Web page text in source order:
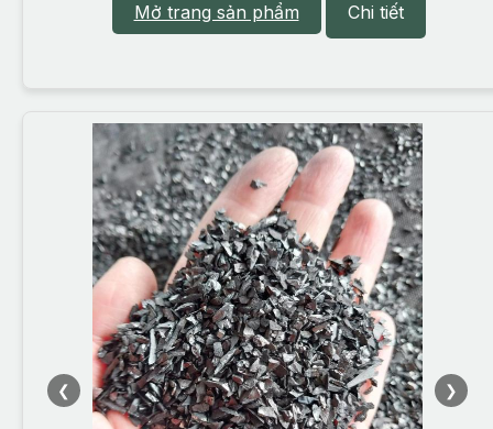
Mở trang sản phẩm Chi tiết
❮ ❯